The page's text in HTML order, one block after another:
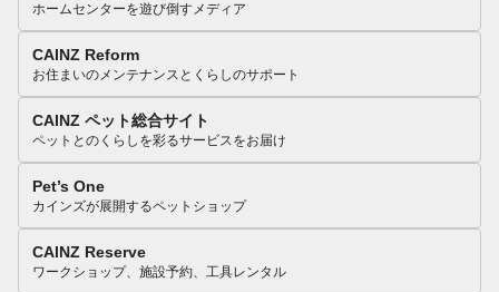
ホームセンターを遊び倒すメディア
CAINZ Reform
お住まいのメンテナンスとくらしのサポート
CAINZ ペット総合サイト
ペットとのくらしを彩るサービスをお届け
Pet’s One
カインズが展開するペットショップ
CAINZ Reserve
ワークショップ、施設予約、工具レンタル